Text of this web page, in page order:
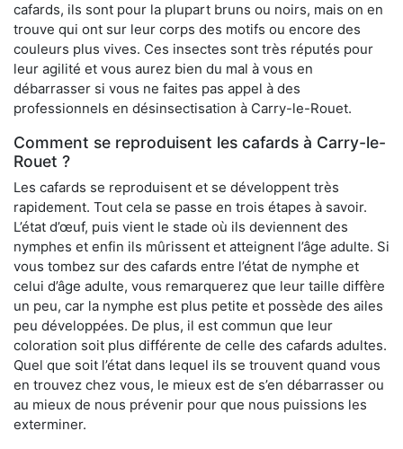
cafards, ils sont pour la plupart bruns ou noirs, mais on en
trouve qui ont sur leur corps des motifs ou encore des
couleurs plus vives. Ces insectes sont très réputés pour
leur agilité et vous aurez bien du mal à vous en
débarrasser si vous ne faites pas appel à des
professionnels en désinsectisation à Carry-le-Rouet.
Comment se reproduisent les cafards à Carry-le-
Rouet ?
Les cafards se reproduisent et se développent très
rapidement. Tout cela se passe en trois étapes à savoir.
L’état d’œuf, puis vient le stade où ils deviennent des
nymphes et enfin ils mûrissent et atteignent l’âge adulte. Si
vous tombez sur des cafards entre l’état de nymphe et
celui d’âge adulte, vous remarquerez que leur taille diffère
un peu, car la nymphe est plus petite et possède des ailes
peu développées. De plus, il est commun que leur
coloration soit plus différente de celle des cafards adultes.
Quel que soit l’état dans lequel ils se trouvent quand vous
en trouvez chez vous, le mieux est de s’en débarrasser ou
au mieux de nous prévenir pour que nous puissions les
exterminer.